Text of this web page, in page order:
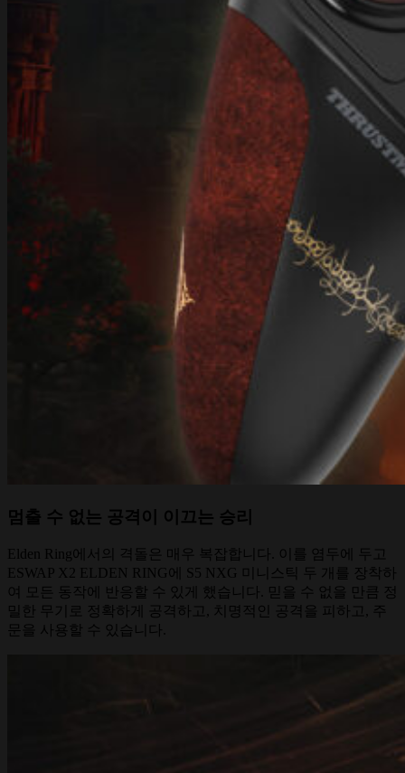
멈출 수 없는 공격이 이끄는 승리
Elden Ring에서의 격돌은 매우 복잡합니다. 이를 염두에 두고
ESWAP X2 ELDEN RING에 S5 NXG 미니스틱 두 개를 장착하
여 모든 동작에 반응할 수 있게 했습니다. 믿을 수 없을 만큼 정
밀한 무기로 정확하게 공격하고, 치명적인 공격을 피하고, 주
문을 사용할 수 있습니다.